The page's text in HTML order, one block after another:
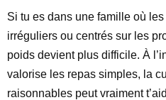
Si tu es dans une famille où
irréguliers ou centrés sur les
poids devient plus difficile. À
valorise les repas simples, la
raisonnables peut vraiment